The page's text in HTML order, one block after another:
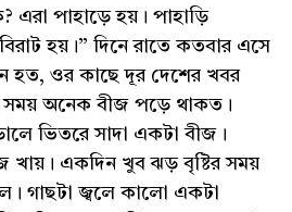
এরা পাহাড়ে হয়। পাহাড়ি
হয়।” দিনে রাতে কতবার এসে
হত, ওর কাছে দূর দেশের খবর
সময় অনেক বীজ পড়ে থাকত।
ভিতরে সাদা একটা বীজ।
খায়। একদিন খুব ঝড় বৃষ্টির সময়
গাছটা জ্বলে কালো একটা